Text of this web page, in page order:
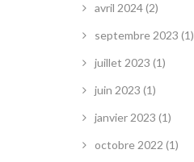
avril 2024(2)
septembre 2023 (1)
juillet 2023 (1)
juin 2023 (1)
janvier 2023 (1)
octobre 2022 (1)